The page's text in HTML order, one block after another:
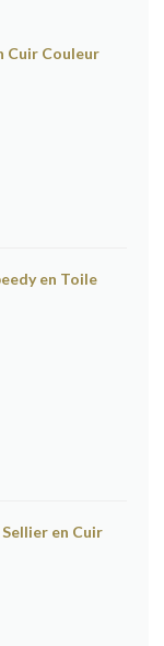
Cuir Couleur
en Toile
en Cuir